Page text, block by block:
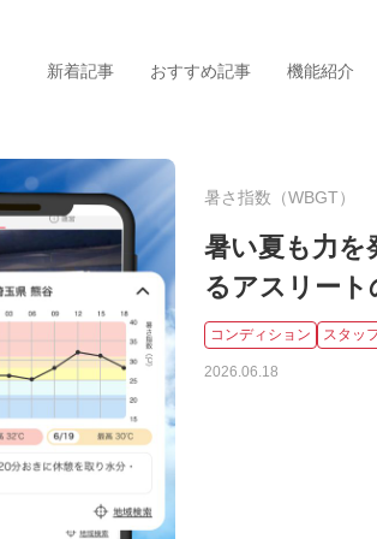
新着記事 おすすめ記事 機能紹介
タグから探す
コンディション
スタッフ向け（指導者）
メンバー向け（選手）
食事
暑さ指数（WBGT）
暑い夏も力を
るアスリート
コンディション スタッ
2026.06.18